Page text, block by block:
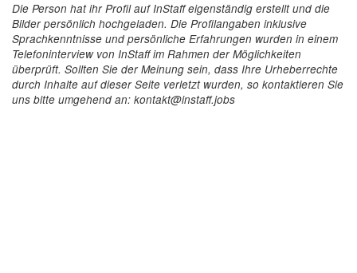
Die Person hat ihr Profil auf InStaff eigenständig erstellt und die
Bilder persönlich hochgeladen. Die Profilangaben inklusive
Sprachkenntnisse und persönliche Erfahrungen wurden in einem
Telefoninterview von InStaff im Rahmen der Möglichkeiten
überprüft. Sollten Sie der Meinung sein, dass Ihre Urheberrechte
durch Inhalte auf dieser Seite verletzt wurden, so kontaktieren Sie
uns bitte umgehend an: kontakt@instaff.jobs